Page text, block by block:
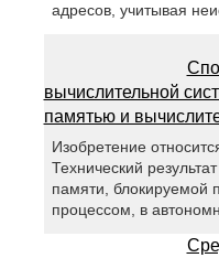
адресов, учитывая
вычислительной
памятью и
Изобретение
Технический
памяти, блокируемой
процессом, в